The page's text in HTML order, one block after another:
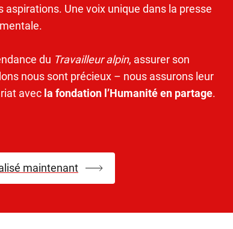
aspirations. Une voix unique dans la presse
du Travailleur alpin, assurer son
nous sont précieux – nous assurons leur
avec la fondation l’Humanité en partage.
maintenant